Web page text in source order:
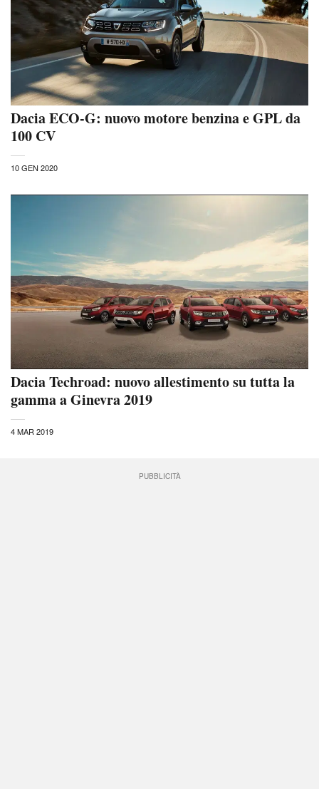
Dacia ECO-G: nuovo motore benzina e GPL da
100 CV
10 GEN 2020
Dacia Techroad: nuovo allestimento su tutta la
gamma a Ginevra 2019
4 MAR 2019
PUBBLICITÀ